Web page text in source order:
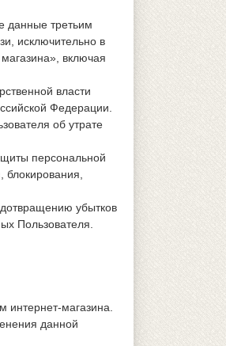
данные третьим
исключительно в
включая
власти
Федерации.
об утрате
персональной
убытков
Пользователя.
магазина.
данной